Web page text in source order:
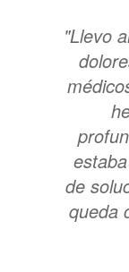
"Llevo
de
queda